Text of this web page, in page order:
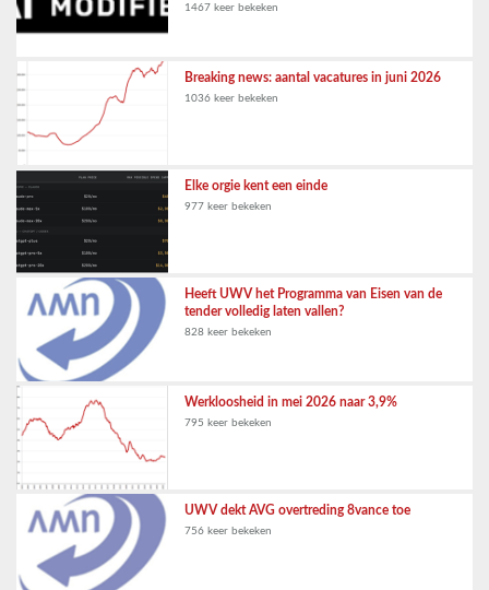
1467 keer bekeken
Breaking news: aantal vacatures in juni 2026
1036 keer bekeken
Elke orgie kent een einde
977 keer bekeken
Heeft UWV het Programma van Eisen van de
tender volledig laten vallen?
828 keer bekeken
Werkloosheid in mei 2026 naar 3,9%
795 keer bekeken
UWV dekt AVG overtreding 8vance toe
756 keer bekeken